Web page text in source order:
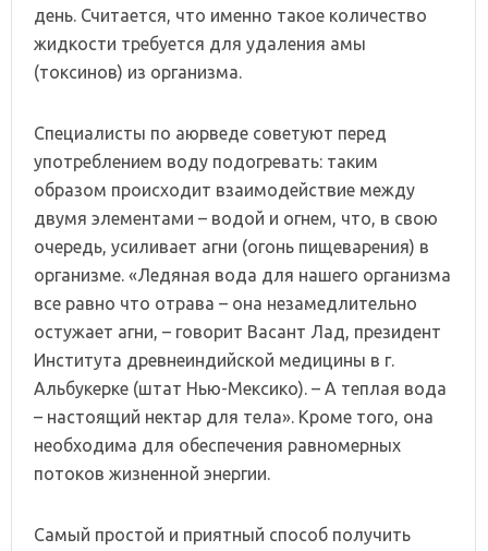
день. Считается, что именно такое количество
жидкости требуется для удаления амы
(токсинов) из организма.
Специалисты по аюрведе советуют перед
употреблением воду подогревать: таким
образом происходит взаимодействие между
двумя элементами – водой и огнем, что, в свою
очередь, усиливает агни (огонь пищеварения) в
организме. «Ледяная вода для нашего организма
все равно что отрава – она незамедлительно
остужает агни, – говорит Васант Лад, президент
Института древнеиндийской медицины в г.
Альбукерке (штат Нью-Мексико). – А теплая вода
– настоящий нектар для тела». Кроме того, она
необходима для обеспечения равномерных
потоков жизненной энергии.
Самый простой и приятный способ получить